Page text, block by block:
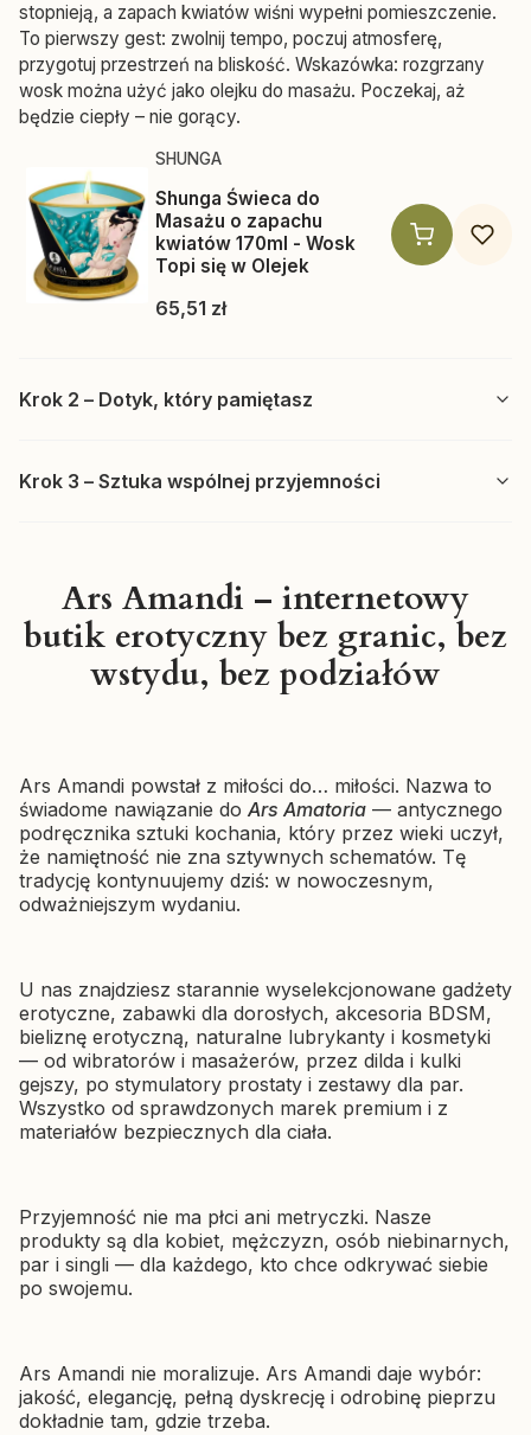
stopnieją, a zapach kwiatów wiśni wypełni pomieszczenie.
To pierwszy gest: zwolnij tempo, poczuj atmosferę,
przygotuj przestrzeń na bliskość. Wskazówka: rozgrzany
wosk można użyć jako olejku do masażu. Poczekaj, aż
będzie ciepły – nie gorący.
Producent SHUNGA
SHUNGA
Shunga Świeca do
Masażu o zapachu
kwiatów 170ml - Wosk
Topi się w Olejek
Cena
65,51 zł
Krok 2 – Dotyk, który pamiętasz
Producent SHUNGA
SHUNGA
Shunga Sensation olejek
Krok 3 – Sztuka wspólnej przyjemności
Shunga Soyo Czerwony —
podwójna stymulacja
Cena
207,57 zł
Ars Amandi – internetowy
butik erotyczny bez granic, bez
wstydu, bez podziałów
Ars Amandi powstał z miłości do… miłości. Nazwa to
świadome nawiązanie do Ars Amatoria — antycznego
podręcznika sztuki kochania, który przez wieki uczył,
że namiętność nie zna sztywnych schematów. Tę
tradycję kontynuujemy dziś: w nowoczesnym,
odważniejszym wydaniu.
U nas znajdziesz starannie wyselekcjonowane gadżety
erotyczne, zabawki dla dorosłych, akcesoria BDSM,
bieliznę erotyczną, naturalne lubrykanty i kosmetyki
— od wibratorów i masażerów, przez dilda i kulki
gejszy, po stymulatory prostaty i zestawy dla par.
Wszystko od sprawdzonych marek premium i z
materiałów bezpiecznych dla ciała.
Przyjemność nie ma płci ani metryczki. Nasze
produkty są dla kobiet, mężczyzn, osób niebinarnych,
par i singli — dla każdego, kto chce odkrywać siebie
po swojemu.
Ars Amandi nie moralizuje. Ars Amandi daje wybór:
jakość, elegancję, pełną dyskrecję i odrobinę pieprzu
dokładnie tam, gdzie trzeba.